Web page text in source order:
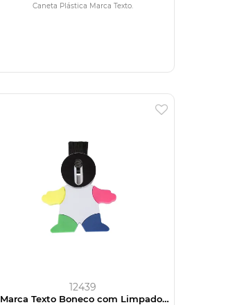
Caneta Plástica Marca Texto.
12439
Marca Texto Boneco com Limpador